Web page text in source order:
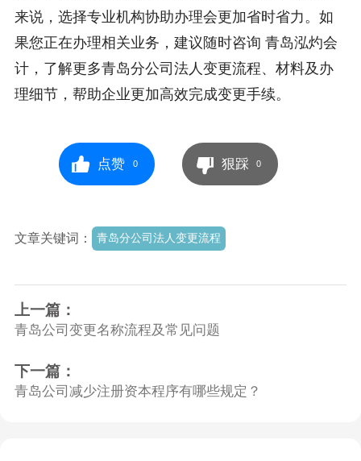
来说，选择专业机构协助办理会更加省时省力。如
果您正在办理相关业务，建议随时咨询 青岛泓灼会
计，了解更多青岛分公司法人变更流程、材料及办
理细节，帮助企业更加高效完成变更手续。
点赞 0 狠踩 0
文章关键词： 青岛分公司法人变更流程
上一篇：
青岛公司变更名称流程及常见问题
下一篇：
青岛公司减少注册资本程序有哪些规定？